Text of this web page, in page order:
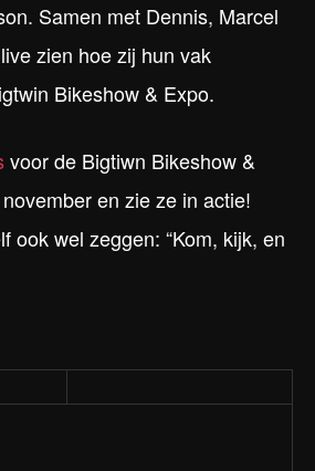
Samen met Dennis, Marcel
zien hoe zij hun vak
Bikeshow & Expo.
voor de Bigtiwn Bikeshow &
en zie ze in actie!
ook wel zeggen: “Kom, kijk, en